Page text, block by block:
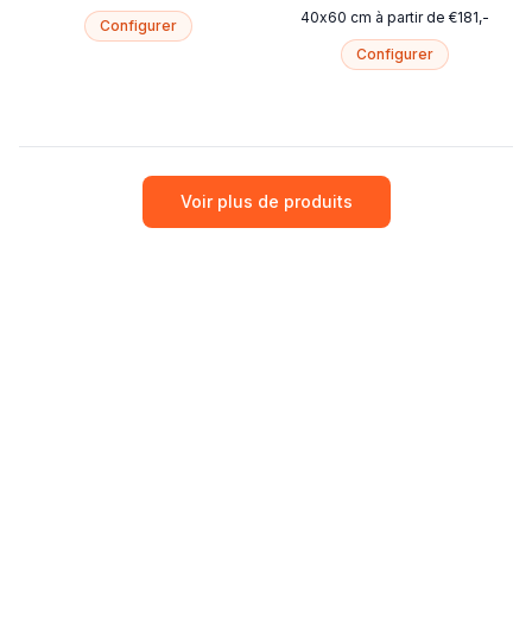
Configurer
40x60 cm à partir de €181,-
Configurer
Voir plus de produits